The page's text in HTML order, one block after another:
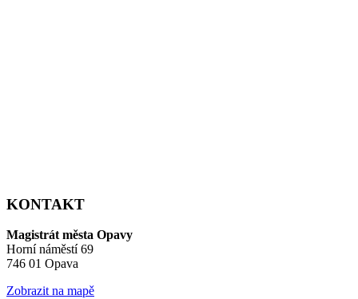
KONTAKT
Magistrát města Opavy
Horní náměstí 69
746 01 Opava
Zobrazit na mapě